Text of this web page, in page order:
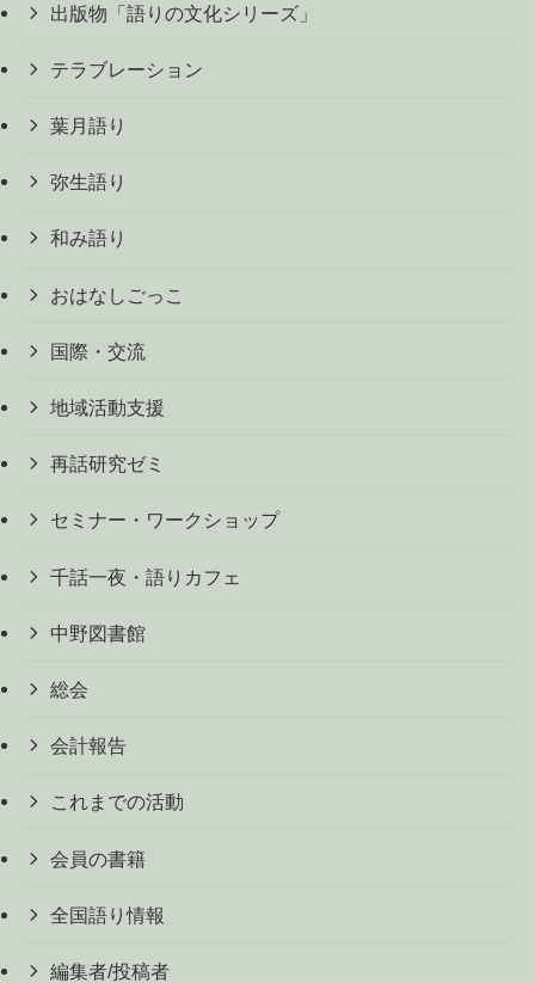
出版物「語りの文化シリーズ」
テラブレーション
葉月語り
弥生語り
和み語り
おはなしごっこ
国際・交流
地域活動支援
再話研究ゼミ
セミナー・ワークショップ
千話一夜・語りカフェ
中野図書館
総会
会計報告
これまでの活動
会員の書籍
全国語り情報
編集者/投稿者